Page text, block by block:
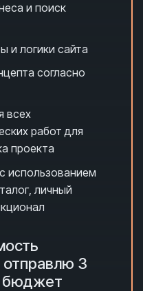
и поиск
и логики сайта
согласно
всех
работ для
проекта
использованием
личный
отправлю 3
бюджет